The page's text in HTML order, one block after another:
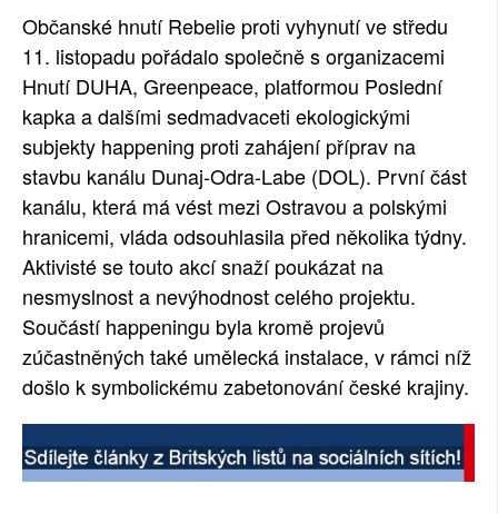
Občanské hnutí Rebelie proti vyhynutí ve středu
11. listopadu pořádalo společně s organizacemi
Hnutí DUHA, Greenpeace, platformou Poslední
kapka a dalšími sedmadvaceti ekologickými
subjekty happening proti zahájení příprav na
stavbu kanálu Dunaj-Odra-Labe (DOL). První část
kanálu, která má vést mezi Ostravou a polskými
hranicemi, vláda odsouhlasila před několika týdny.
Aktivisté se touto akcí snaží poukázat na
nesmyslnost a nevýhodnost celého projektu.
Součástí happeningu byla kromě projevů
zúčastněných také umělecká instalace, v rámci níž
došlo k symbolickému zabetonování české krajiny.